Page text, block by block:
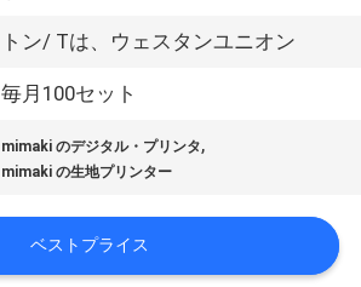
トン/ Tは、ウェスタンユニオン
毎月100セット
mimaki のデジタル・プリンタ,
mimaki の生地プリンター
ベストプライス